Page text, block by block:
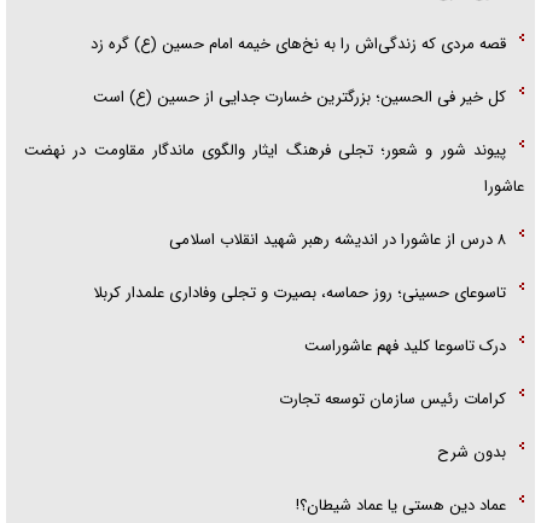
قصه مردی که زندگی‌اش را به نخ‌های خیمه امام حسین (ع) گره زد
کل خیر فی الحسین؛ بزرگترین خسارت جدایی از حسین (ع) است
پیوند شور و شعور؛ تجلی فرهنگ ایثار والگوی ماندگار مقاومت در نهضت
عاشورا
۸ درس از عاشورا در اندیشه رهبر شهید انقلاب اسلامی
تاسوعای حسینی؛ روز حماسه، بصیرت و تجلی وفاداری علمدار کربلا
درک تاسوعا کلید فهم عاشوراست
کرامات رئیس سازمان توسعه تجارت
بدون شرح
عماد دین هستی یا عماد شیطان؟!